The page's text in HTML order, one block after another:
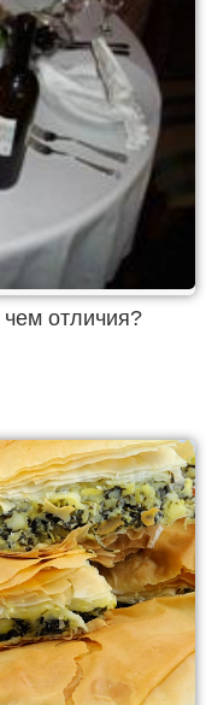
отличия?